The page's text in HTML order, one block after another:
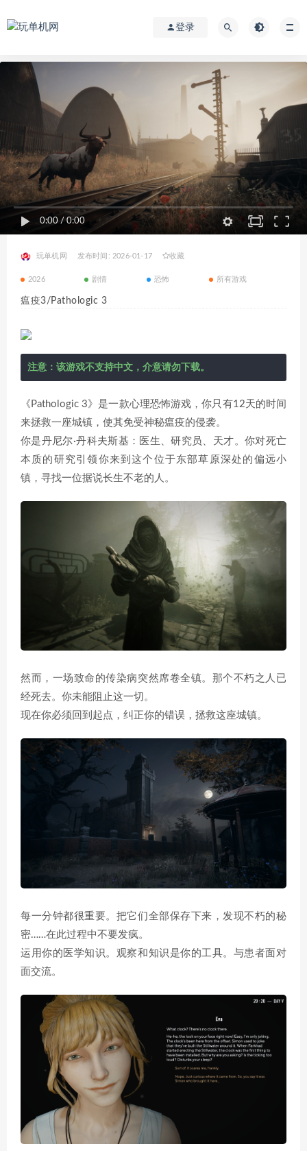
登录
0:00 /0:00
玩单机网 发布时间: 2026-01-17 收藏
2026 剧情 恐怖 所有游戏
瘟疫3/Pathologic 3
注意：该游戏不支持中文，介意请勿下载。
《Pathologic 3》是一款心理恐怖游戏，你只有12天的时间
来拯救一座城镇，使其免受神秘瘟疫的侵袭。
你是丹尼尔·丹科夫斯基：医生、研究员、天才。你对死亡
本质的研究引领你来到这个位于东部草原深处的偏远小
镇，寻找一位据说长生不老的人。
然而，一场致命的传染病突然席卷全镇。那个不朽之人已
经死去。你未能阻止这一切。
现在你必须回到起点，纠正你的错误，拯救这座城镇。
每一分钟都很重要。把它们全部保存下来，发现不朽的秘
密……在此过程中不要发疯。
运用你的医学知识。观察和知识是你的工具。与患者面对
面交流。